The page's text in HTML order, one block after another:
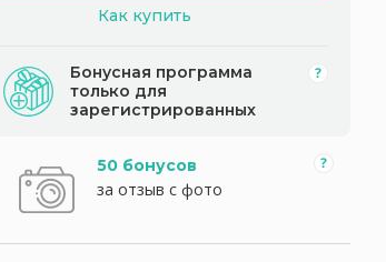
Как купить
Бонусная программа
только для
зарегистрированных
50 бонусов
за отзыв с фото